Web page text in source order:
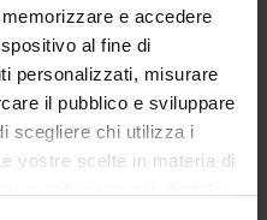
e accedere
al fine di
personalizzati, misurare
il pubblico e sviluppare
scegliere chi utilizza i
vostre scelte in materia di
DEI SERVIZI